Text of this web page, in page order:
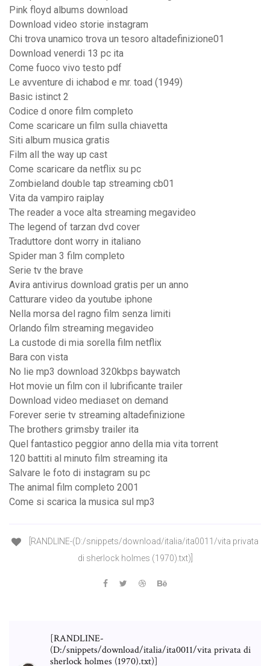
Pink floyd albums download
Download video storie instagram
Chi trova unamico trova un tesoro altadefinizione01
Download venerdi 13 pc ita
Come fuoco vivo testo pdf
Le avventure di ichabod e mr. toad (1949)
Basic istinct 2
Codice d onore film completo
Come scaricare un film sulla chiavetta
Siti album musica gratis
Film all the way up cast
Come scaricare da netflix su pc
Zombieland double tap streaming cb01
Vita da vampiro raiplay
The reader a voce alta streaming megavideo
The legend of tarzan dvd cover
Traduttore dont worry in italiano
Spider man 3 film completo
Serie tv the brave
Avira antivirus download gratis per un anno
Catturare video da youtube iphone
Nella morsa del ragno film senza limiti
Orlando film streaming megavideo
La custode di mia sorella film netflix
Bara con vista
No lie mp3 download 320kbps baywatch
Hot movie un film con il lubrificante trailer
Download video mediaset on demand
Forever serie tv streaming altadefinizione
The brothers grimsby trailer ita
Quel fantastico peggior anno della mia vita torrent
120 battiti al minuto film streaming ita
Salvare le foto di instagram su pc
The animal film completo 2001
Come si scarica la musica sul mp3
[RANDLINE-(D:/snippets/download/italia/ita0011/vita privata
di sherlock holmes (1970).txt)]
[RANDLINE-
(D:/snippets/download/italia/ita0011/vita privata di
sherlock holmes (1970).txt)]